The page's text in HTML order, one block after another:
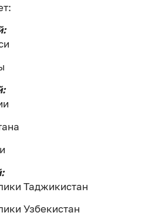
Таджикистан
Узбекистан